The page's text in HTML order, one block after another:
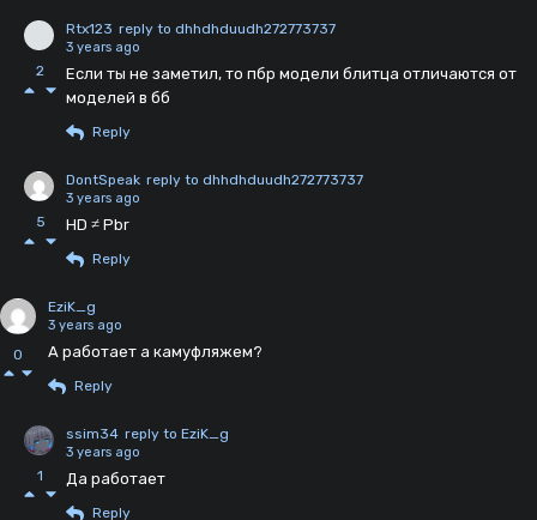
2
Rtx123 reply to dhhdhduudh272773737
3 years ago
Если ты не заметил, то пбр модели блитца отличаются от
моделей в бб
Reply
5
DontSpeak reply to dhhdhduudh272773737
3 years ago
HD ≠ Pbr
Reply
0
EziK_g
3 years ago
А работает а камуфляжем?
Reply
1
ssim34 reply to EziK_g
3 years ago
Да работает
Reply